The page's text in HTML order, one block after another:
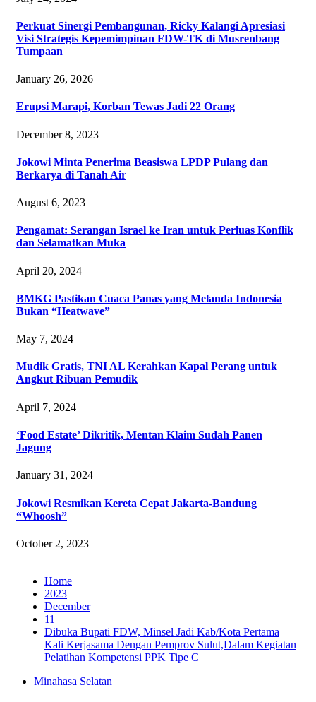
Perkuat Sinergi Pembangunan, Ricky Kalangi Apresiasi
Visi Strategis Kepemimpinan FDW-TK di Musrenbang
Tumpaan
January 26, 2026
Erupsi Marapi, Korban Tewas Jadi 22 Orang
December 8, 2023
Jokowi Minta Penerima Beasiswa LPDP Pulang dan
Berkarya di Tanah Air
August 6, 2023
Pengamat: Serangan Israel ke Iran untuk Perluas Konflik
dan Selamatkan Muka
April 20, 2024
BMKG Pastikan Cuaca Panas yang Melanda Indonesia
Bukan “Heatwave”
May 7, 2024
Mudik Gratis, TNI AL Kerahkan Kapal Perang untuk
Angkut Ribuan Pemudik
April 7, 2024
‘Food Estate’ Dikritik, Mentan Klaim Sudah Panen
Jagung
January 31, 2024
Jokowi Resmikan Kereta Cepat Jakarta-Bandung
“Whoosh”
October 2, 2023
Home
2023
December
11
Dibuka Bupati FDW, Minsel Jadi Kab/Kota Pertama
Kali Kerjasama Dengan Pemprov Sulut,Dalam Kegiatan
Pelatihan Kompetensi PPK Tipe C
Minahasa Selatan